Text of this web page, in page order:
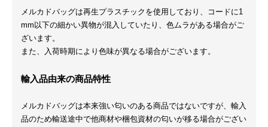
メルカドバッグは再生プラスチックを使用しており、コードに1
mm以下の細かい異物が混入していたり、色ムラがある場合がご
ざいます。
また、入荷時期により色味が異なる場合がございます。
輸入品由来の商品特性
メルカドバッグは本来強い匂いのある商品ではないですが、輸入
品のため輸送途中で他商材や梱包資材の匂いが移る場合がござい